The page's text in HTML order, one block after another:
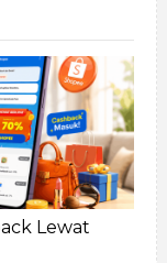
Lewat